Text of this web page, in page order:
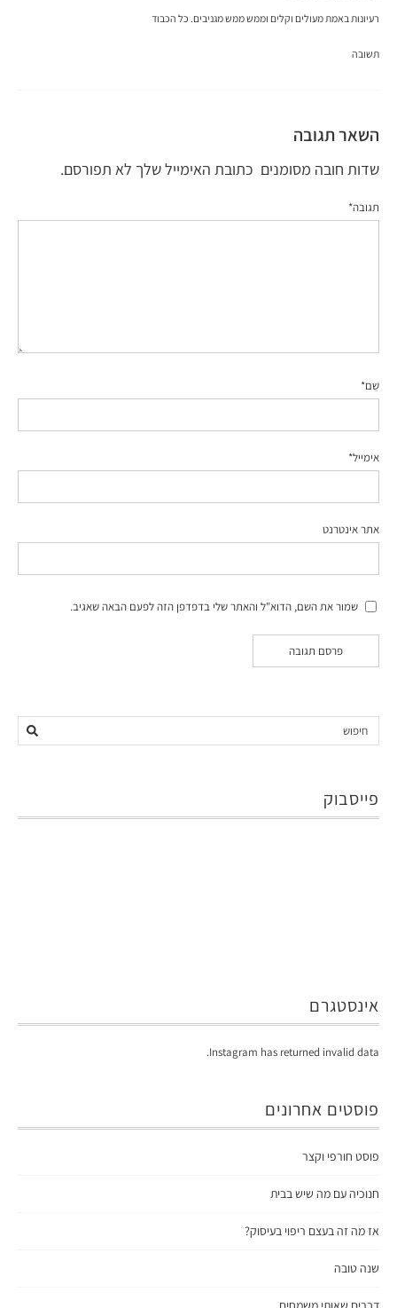
פייסבוק
אינסטגרם
Instagram has returned invalid data.
פוסטים אחרונים
פוסט חורפי וקצר
חנוכיה עם מה שיש בבית
אז מה זה בעצם ריפוי בעיסוק?
שנה טובה
רעיונות באמת מעולים וקלים וממש ממש מגניבים. כל הכבוד
*
*
*